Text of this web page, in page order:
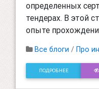
определенных
тендерах. В этой
опыте
Все блоги / Про
ПОДРОБНЕЕ